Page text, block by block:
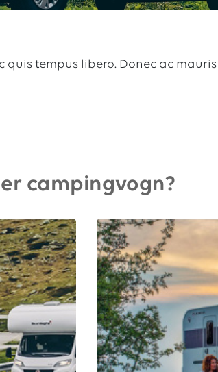
tempus libero. Donec ac
campingvogn?